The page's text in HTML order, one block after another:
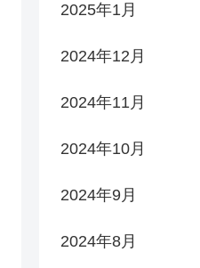
2025年1月
2024年12月
2024年11月
2024年10月
2024年9月
2024年8月